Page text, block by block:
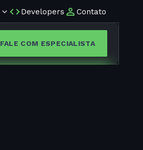
Developers Contato
FALE COM ESPECIALISTA